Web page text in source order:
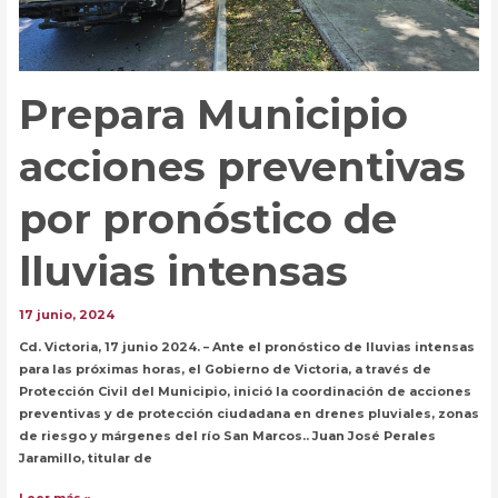
tropical
Alberto
Prepara Municipio
acciones preventivas
por pronóstico de
lluvias intensas
17 junio, 2024
Cd. Victoria, 17 junio 2024. – Ante el pronóstico de lluvias intensas
para las próximas horas, el Gobierno de Victoria, a través de
Protección Civil del Municipio, inició la coordinación de acciones
preventivas y de protección ciudadana en drenes pluviales, zonas
de riesgo y márgenes del río San Marcos.. Juan José Perales
Jaramillo, titular de